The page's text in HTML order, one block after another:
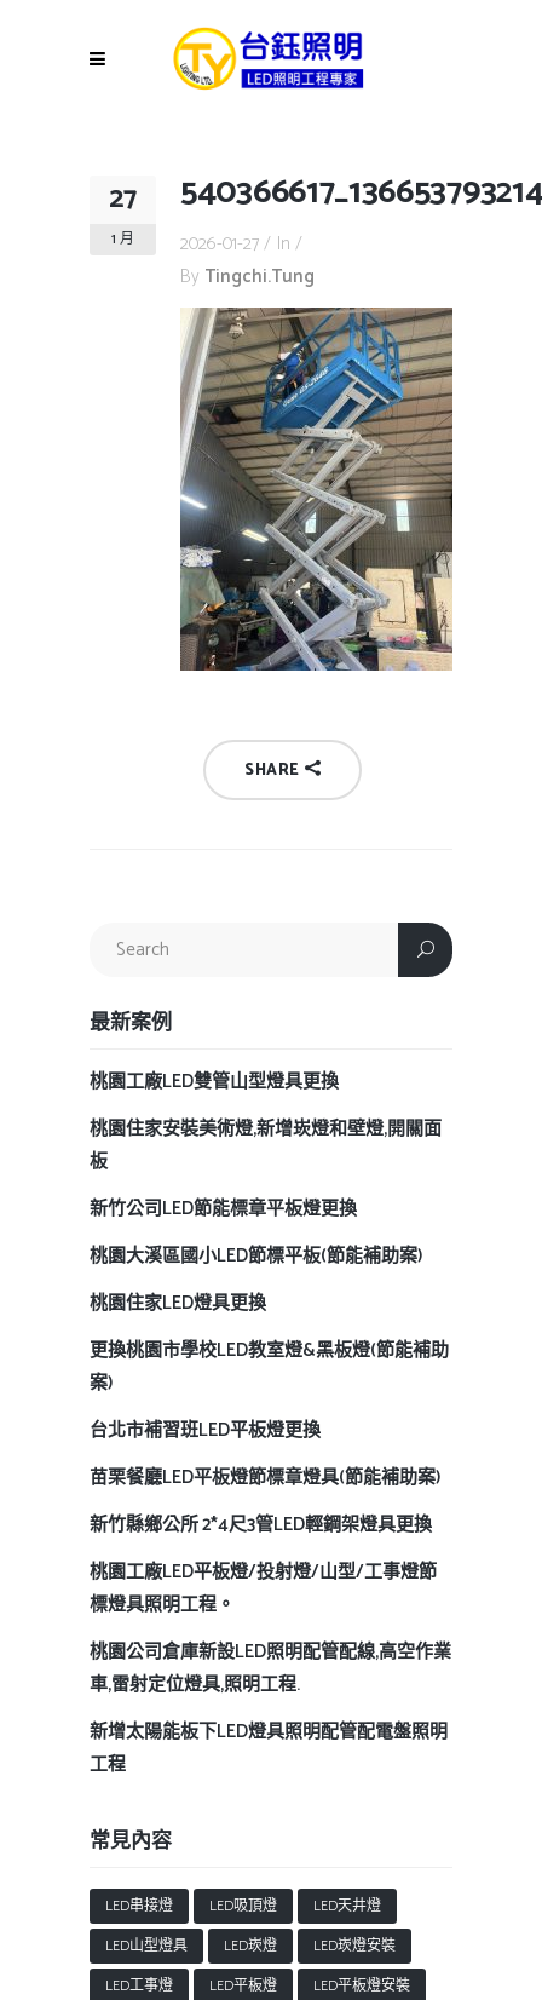
27
1 月 2026-01-27
In
By Tingchi.tung
SHARE
最新案例
桃園工廠LED雙管山型燈具更換
桃園住家安裝美術燈,新增崁燈和壁燈,開關面
板
新竹公司LED節能標章平板燈更換
桃園大溪區國小LED節標平板(節能補助案)
桃園住家LED燈具更換
更換桃園市學校LED教室燈&黑板燈(節能補助
案)
台北市補習班LED平板燈更換
苗栗餐廳LED平板燈節標章燈具(節能補助案)
新竹縣鄉公所 2*4尺3管LED輕鋼架燈具更換
桃園工廠LED平板燈/投射燈/山型/工事燈節
標燈具照明工程。
桃園公司倉庫新設LED照明配管配線,高空作業
車,雷射定位燈具,照明工程.
新增太陽能板下LED燈具照明配管配電盤照明
工程
常見內容
LED串接燈 LED吸頂燈
LED天井燈
LED山型燈具
LED崁燈
LED崁燈安裝
LED工事燈
LED平板燈
LED平板燈安裝